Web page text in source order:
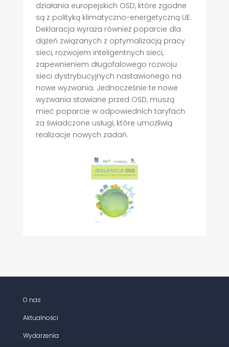
działania europejskich OSD, które zgodne
są z polityką klimatyczno-energetyczną UE.
Deklaracja wyraża również poparcie dla
dążeń związanych z optymalizacją pracy
sieci, rozwojem inteligentnych sieci,
zapewnieniem długofalowego rozwoju
sieci dystrybucyjnych nastawionego na
nowe wyzwania. Jednocześnie te nowe
wyzwania stawiane przed OSD, muszą
mieć poparcie w odpowiednich taryfach
za świadczone usługi, które umożliwią
realizacje nowych zadań.
O nas
Aktualności
Wydarzenia